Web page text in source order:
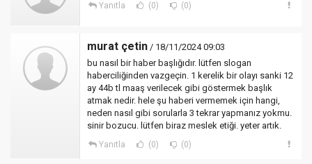
Yanıtla (0) (0)
murat çetin / 18/11/2024 09:03
bu nasıl bir haber başlığıdır. lütfen slogan
haberciliğinden vazgeçin. 1 kerelik bir olayı sanki 12
ay 44b tl maaş verilecek gibi göstermek başlık
atmak nedir. hele şu haberi vermemek için hangi,
neden nasıl gibi sorularla 3 tekrar yapmanız yokmu.
sinir bozucu. lütfen biraz meslek etiği. yeter artık.
Yanıtla (0) (0)